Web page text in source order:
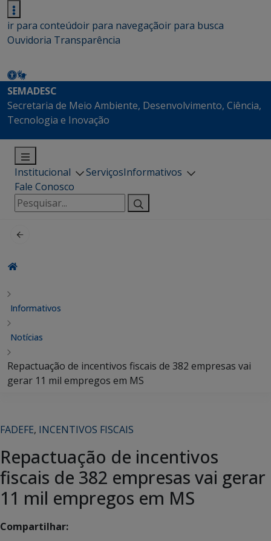
ir para conteúdoir para navegaçãoir para busca
Ouvidoria Transparência
SEMADESC
Secretaria de Meio Ambiente, Desenvolvimento, Ciência,
Tecnologia e Inovação
Institucional ServiçosInformativos
Fale Conosco
Pesquisar
por:
Informativos
Notícias
Repactuação de incentivos fiscais de 382 empresas vai
gerar 11 mil empregos em MS
FADEFE, INCENTIVOS FISCAIS
Repactuação de incentivos
fiscais de 382 empresas vai gerar
11 mil empregos em MS
Compartilhar: